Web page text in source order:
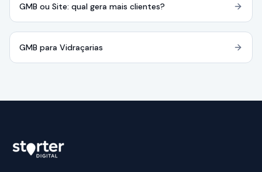
GMB ou Site: qual gera mais clientes?
GMB para Vidraçarias